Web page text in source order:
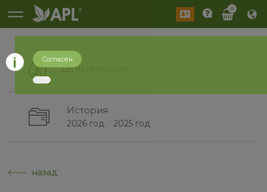
0
Действующие
История
2026 год 2025 год
назад
Согласен